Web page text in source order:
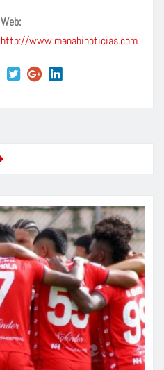
Web:
http://www.manabinoticias.com